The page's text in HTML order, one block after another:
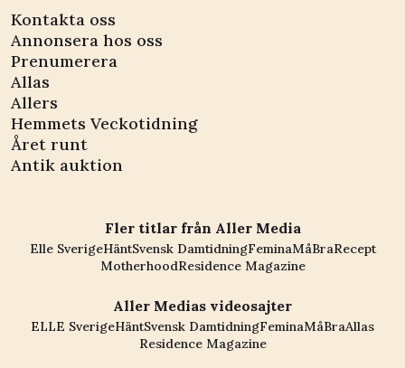
Kontakta oss
Annonsera hos oss
Prenumerera
Allas
Allers
Hemmets Veckotidning
Året runt
Antik auktion
Fler titlar från Aller Media
Elle SverigeHäntSvensk DamtidningFeminaMåBraRecept
MotherhoodResidence Magazine
Aller Medias videosajter
ELLE SverigeHäntSvensk DamtidningFeminaMåBraAllas
Residence Magazine